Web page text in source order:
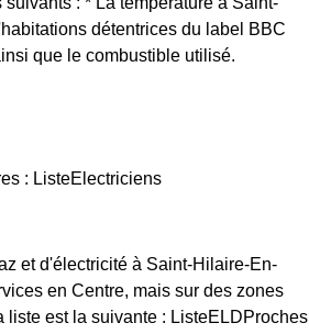
détentrices du label BBC
que le combustible utilisé.
: ListeElectriciens
et d'électricité à Saint-Hilaire-En-
en Centre, mais sur des zones
est la suivante : ListeELDProches